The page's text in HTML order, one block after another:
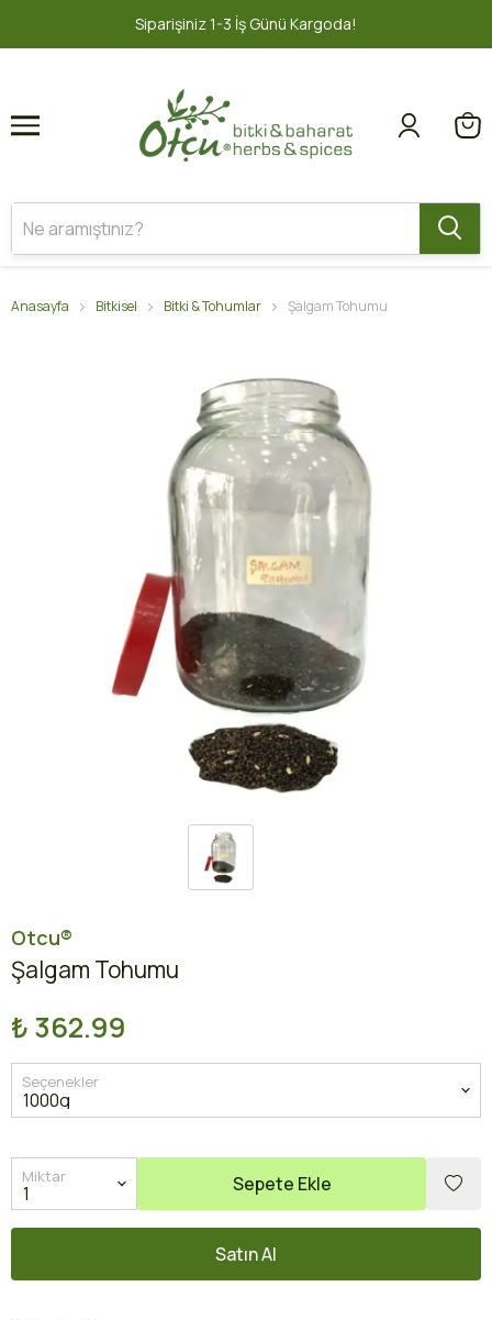
1-3 İş Günü Kargoda! 1 2
Anasayfa Bitkisel Bitki & Tohumlar Şalgam Tohumu
Otcu®
Şalgam Tohumu
₺ 362.99
Seçenekler
Miktar Sepete Ekle
Satın Al